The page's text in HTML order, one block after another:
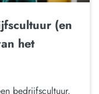
(en
het
bedrijfscultuur.